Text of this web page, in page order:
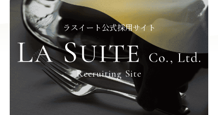
ラスイート公式採用サイト
Recruiting Site